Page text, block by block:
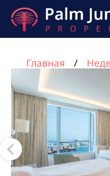
Главная
Квартира 49м² в